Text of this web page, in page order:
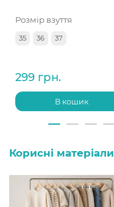
Розмір взуття
35 36 37
299 грн.
В кошик
Корисні матеріали